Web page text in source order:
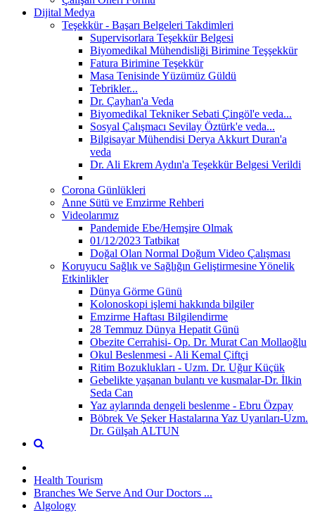
Dijital Medya
Teşekkür - Başarı Belgeleri Takdimleri
Supervisorlara Teşekkür Belgesi
Biyomedikal Mühendisliği Birimine Teşşekkür
Fatura Birimine Teşekkür
Masa Tenisinde Yüzümüz Güldü
Tebrikler...
Dr. Çayhan'a Veda
Biyomedikal Tekniker Sebati Çingöl'e veda...
Sosyal Çalışmacı Sevilay Öztürk'e veda...
Bilgisayar Mühendisi Derya Akkurt Duran'a
veda
Dr. Ali Ekrem Aydın'a Teşekkür Belgesi Verildi
Corona Günlükleri
Anne Sütü ve Emzirme Rehberi
Videolarımız
Pandemide Ebe/Hemşire Olmak
01/12/2023 Tatbikat
Doğal Olan Normal Doğum Video Çalışması
Koruyucu Sağlık ve Sağlığın Geliştirmesine Yönelik
Etkinlikler
Dünya Görme Günü
Kolonoskopi işlemi hakkında bilgiler
Emzirme Haftası Bilgilendirme
28 Temmuz Dünya Hepatit Günü
Obezite Cerrahisi- Op. Dr. Murat Can Mollaoğlu
Okul Beslenmesi - Ali Kemal Çiftçi
Ritim Bozuklukları - Uzm. Dr. Uğur Küçük
Gebelikte yaşanan bulantı ve kusmalar-Dr. İlkin
Seda Can
Yaz aylarında dengeli beslenme - Ebru Özpay
Böbrek Ve Şeker Hastalarına Yaz Uyarıları-Uzm.
Dr. Gülşah ALTUN
Health Tourism
Branches We Serve And Our Doctors ...
Algology